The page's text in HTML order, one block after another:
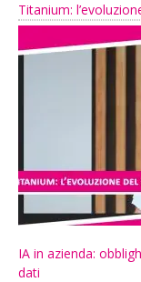
Titanium:
IA in azienda:
dati